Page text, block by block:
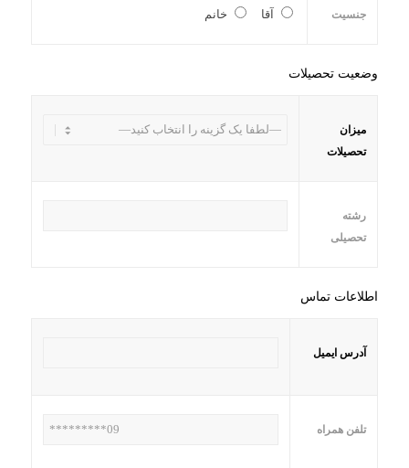
جنسیت آقا خانم
وضعیت تحصیلات
میزان
تحصیلات
رشته
تحصیلی
اطلاعات تماس
آدرس ایمیل
تلفن همراه